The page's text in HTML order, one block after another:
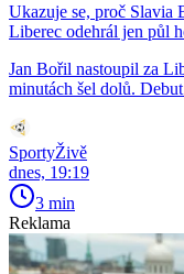
Ukazuje se, proč Slavia
Liberec odehrál jen půl
Jan Bořil nastoupil za
minutách šel dolů.
SportyŽivě
dnes, 19:19
3 min
Reklama